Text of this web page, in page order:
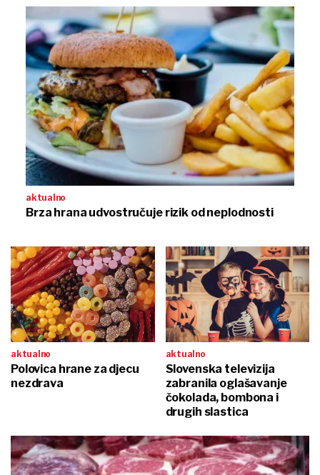
aktualno
Brza hrana udvostručuje rizik od neplodnosti
aktualno
Polovica hrane za djecu
nezdrava
aktualno
Slovenska televizija
zabranila oglašavanje
čokolada, bombona i
drugih slastica